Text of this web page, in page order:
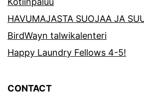
HAVUMAJASTA SUOJAA JA
BirdWayn talwikalenteri
Happy Laundry Fellows 4-5!
CONTACT